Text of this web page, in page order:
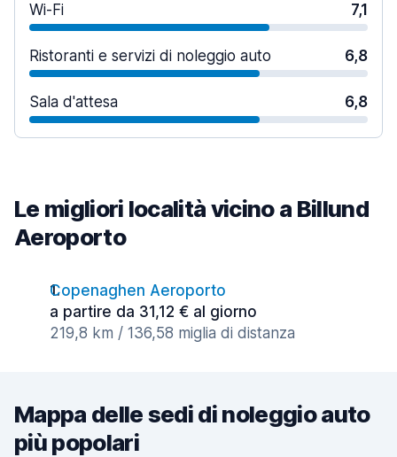
Wi-Fi 7,1
Ristoranti e servizi di noleggio auto 6,8
Sala d'attesa 6,8
Le migliori località vicino a Billund
Aeroporto
Copenaghen Aeroporto
a partire da 31,12 € al giorno
219,8 km / 136,58 miglia di distanza
Mappa delle sedi di noleggio auto
più popolari